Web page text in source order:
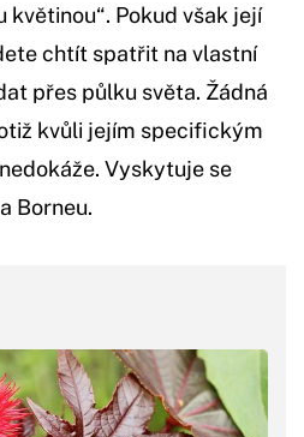
květinou“. Pokud však její
chtít spatřit na vlastní
přes půlku světa. Žádná
kvůli jejím specifickým
Vyskytuje se
Borneu.